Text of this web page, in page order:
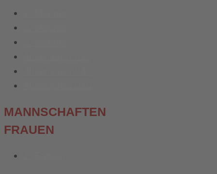
MANNSCHAFTEN
FRAUEN